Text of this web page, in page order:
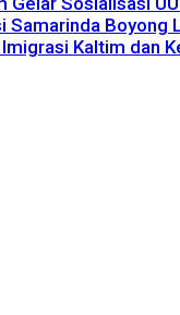
Samarinda Boyong
Kaltim dan